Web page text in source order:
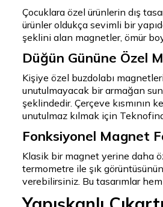
Çocuklara özel ürünlerin dış
ürünler oldukça sevimli bir
şeklini alan magnetler, ömür
Düğün Gününe Özel
Kişiye özel buzdolabı
unutulmayacak bir armağan
şeklindedir. Çerçeve kısmının
unutulmaz kılmak için
Fonksiyonel Magnet
Klasik bir magnet yerine daha
termometre ile şık
verebilirsiniz. Bu tasarımlar